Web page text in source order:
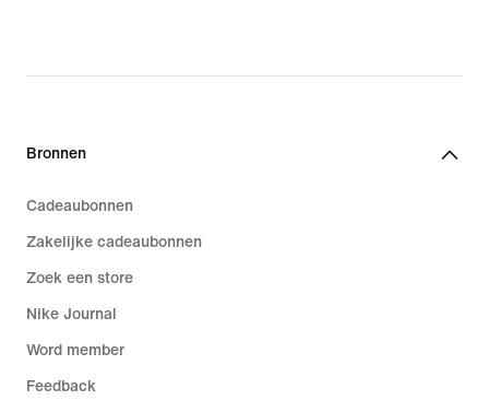
€ 219,99
Bronnen
Cadeaubonnen
Zakelijke cadeaubonnen
Zoek een store
Nike Journal
Word member
Feedback